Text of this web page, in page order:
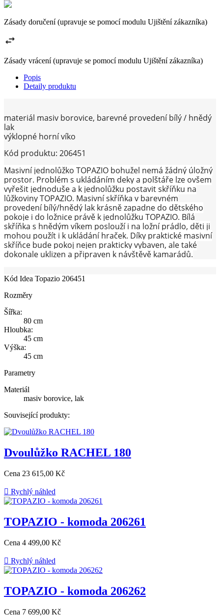
Zásady doručení (upravuje se pomocí modulu Ujištění zákazníka)
Zásady vrácení (upravuje se pomocí modulu Ujištění zákazníka)
Popis
Detaily produktu
materiál masiv borovice, barevné provedení bílý / hnědý
lak
výklopné horní víko
Kód produktu: 206451
Masivní jednolůžko TOPAZIO bohužel nemá žádný úložný
prostor. Problém s ukládáním deky a polštáře lze ovšem
vyřešit jednoduše a k jednolůžku postavit skříňku na
lůžkoviny TOPAZIO. Masivní skříňka v barevném
provedení bílý/hnědý lak krásně zapadne do dětského
pokoje i do ložnice právě k jednolůžku TOPAZIO. Bílá
skříňka s hnědým víkem poslouží i na ložní prádlo, děti ji
mohou použít i k ukládání hraček. Díky praktické masivní
skříňce bude pokoj nejen prakticky vybaven, ale také
dokonale uklizen a připraven k návštěvě kamarádů.
Kód Idea Topazio 206451
Rozměry
Šířka:
80 cm
Hloubka:
45 cm
Výška:
45 cm
Parametry
Materiál
masiv borovice, lak
Související produkty:
Dvoulůžko RACHEL 180
Cena 23 615,00 Kč
 Rychlý náhled
TOPAZIO - komoda 206261
Cena 4 499,00 Kč
 Rychlý náhled
TOPAZIO - komoda 206262
Cena 7 699,00 Kč